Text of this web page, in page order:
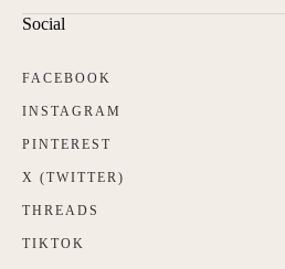
Social
FACEBOOK
INSTAGRAM
PINTEREST
X (TWITTER)
THREADS
TIKTOK